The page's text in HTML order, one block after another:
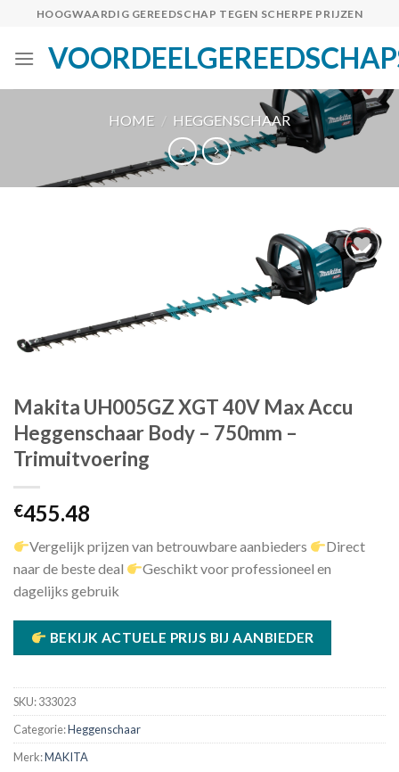
content
HOOGWAARDIG GEREEDSCHAP TEGEN SCHERPE PRIJZEN
HOME / HEGGENSCHAAR
Makita UH005GZ XGT 40V Max Accu
Heggenschaar Body – 750mm –
Trimuitvoering
€455.48
Vergelijk prijzen van betrouwbare aanbieders
Direct
naar de beste deal
Geschikt voor professioneel en
dagelijks gebruik
BEKIJK ACTUELE PRIJS BIJ AANBIEDER
SKU:333023
Categorie:Heggenschaar
Merk:MAKITA